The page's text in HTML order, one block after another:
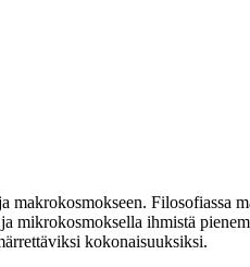
Filosofiassa
ihmistä
kokonaisuuksiksi.